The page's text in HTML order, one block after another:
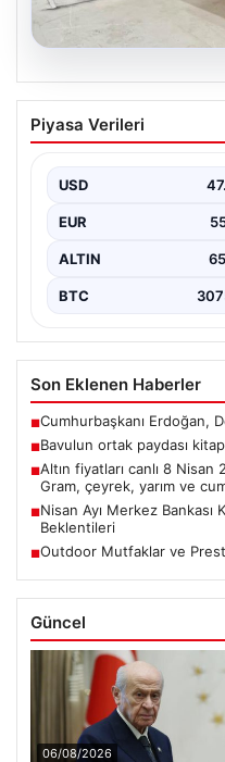
Outdoor
Mekanları
yaşamaktadır. Baştan
eden…
Piyasa Verileri
USD
EUR
ALTIN
BTC
Son Eklenen Haberler
■Cumhurbaşkanı Erdoğan,
■Bavulun ortak paydası kitap
■Altın fiyatları canlı 8
Gram, çeyrek, yarım ve
■Nisan Ayı Merkez Bankası
Beklentileri
■Outdoor Mutfaklar ve
Güncel
06/08/2026